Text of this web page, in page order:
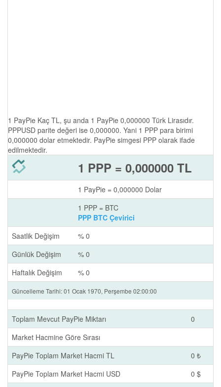
1 PayPie Kaç TL, şu anda 1 PayPie 0,000000 Türk Lirasıdır.
PPPUSD parite değeri ise 0,000000. Yani 1 PPP para birimi
0,000000 dolar etmektedir. PayPie simgesi PPP olarak ifade
edilmektedir.
1 PPP = 0,000000 TL
1 PayPie = 0,000000 Dolar
1 PPP = BTC
PPP BTC Çevirici
Saatlik Değişim
% 0
Günlük Değişim
% 0
Haftalık Değişim
% 0
Güncelleme Tarihi: 01 Ocak 1970, Perşembe 02:00:00
Toplam Mevcut PayPie Miktarı
0
Market Hacmine Göre Sırası
PayPie Toplam Market Hacmi TL
0 ₺
PayPie Toplam Market Hacmi USD
0 $